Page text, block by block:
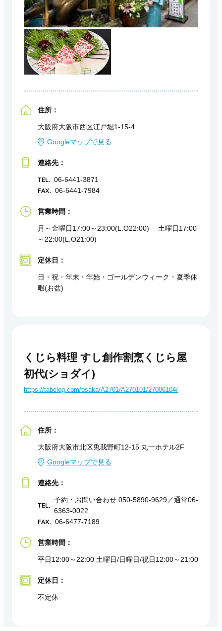
住所：
大阪府大阪市西区江戸堀1-15-4
Googleマップで見る
連絡先：
TEL. 06-6441-3871
FAX. 06-6441-7984
営業時間：
月～金曜日17:00～23:00(L.O22:00) 土曜日17:00
～22:00(L.O21:00)
定休日：
日・祝・年末・年始・ゴールデンウィーク・夏季休
暇(お盆)
くじら料理 すし創作割烹くじら屋
初代(ショダイ)
https://tabelog.com/osaka/A2701/A270101/27006104/
住所：
大阪府大阪市北区兎我野町12-15 丸一ホテル2F
Googleマップで見る
連絡先：
TEL.
予約・お問い合わせ 050-5890-9629／通常06-
6363-0022
FAX. 06-6477-7189
営業時間：
平日12:00～22:00 土曜日/日曜日/祝日12:00～21:00
定休日：
不定休